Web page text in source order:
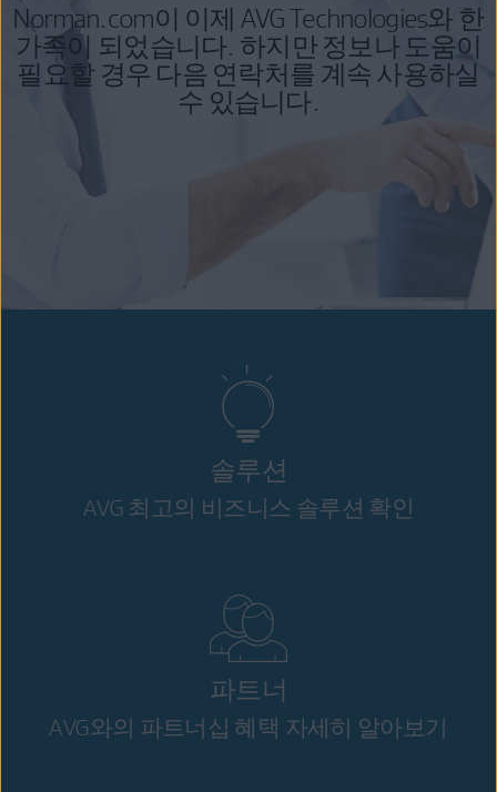
Norman.com이 이제 AVG Technologies와 한
가족이 되었습니다. 하지만 정보나 도움이
필요할 경우 다음 연락처를 계속 사용하실
수 있습니다.
솔루션
AVG 최고의 비즈니스 솔루션 확인
파트너
AVG와의 파트너십 혜택 자세히 알아보기